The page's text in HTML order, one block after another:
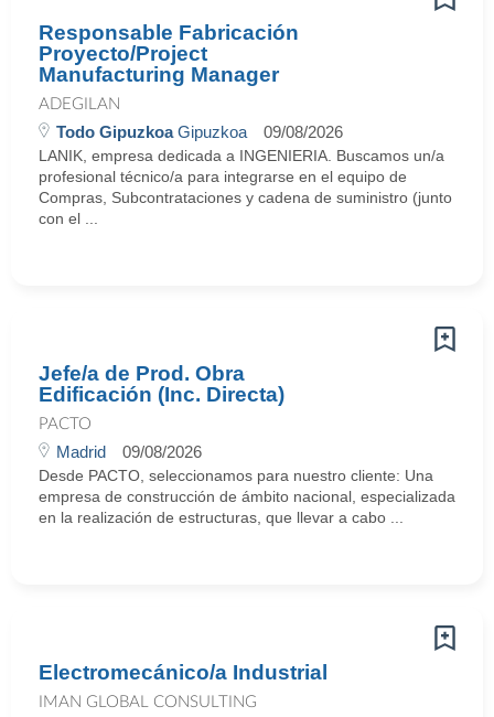
Responsable Fabricación
Proyecto/Project
Manufacturing Manager
ADEGILAN
Todo GipuzkoaGipuzkoa 09/08/2026
LANIK, empresa dedicada a INGENIERIA. Buscamos un/a
profesional técnico/a para integrarse en el equipo de
Compras, Subcontrataciones y cadena de suministro (junto
con el ...
Jefe/a de Prod. Obra
Edificación (Inc. Directa)
PACTO
Madrid 09/08/2026
Desde PACTO, seleccionamos para nuestro cliente: Una
empresa de construcción de ámbito nacional, especializada
en la realización de estructuras, que llevar a cabo ...
Electromecánico/a Industrial
IMAN GLOBAL CONSULTING